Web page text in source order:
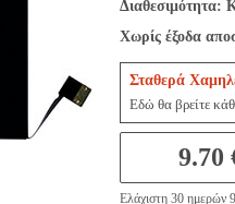
Διαθεσιμότητα:
Χωρίς έξοδα
Σταθερά
Εδώ θα βρείτε
9.70
Ελάχιστη 30 ημερών